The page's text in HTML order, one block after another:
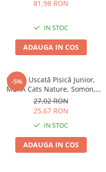
81,98 RON
IN STOC
ADAUGA IN COS
-5%
Hrană Uscată Pisică Junior,
MERA Cats Nature, Somon,
400g
27,02 RON
25,67 RON
IN STOC
ADAUGA IN COS